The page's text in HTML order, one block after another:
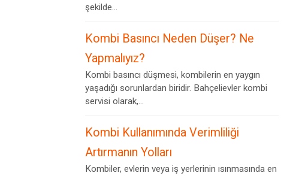
şekilde...
Kombi Basıncı Neden Düşer? Ne
Yapmalıyız?
Kombi basıncı düşmesi, kombilerin en yaygın
yaşadığı sorunlardan biridir. Bahçelievler kombi
servisi olarak,...
Kombi Kullanımında Verimliliği
Artırmanın Yolları
Kombiler, evlerin veya iş yerlerinin ısınmasında en